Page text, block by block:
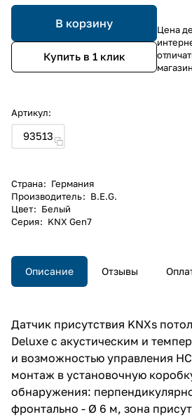
В корзину
Купить в 1 клик
Артикул:
93513
Страна: Германия
Производитель: B.E.G.
Цвет: Белый
Серия: KNX Gen7
Цена
Описание Отзывы
Датчик присутствия KNXs
Deluxe с акустическим и
и возможностью управления
монтаж в установочную
обнаружения:
фронтально - Ø 6 м, зона